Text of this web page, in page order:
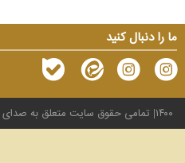
ما را دنبال کنید
۱۴۰۰ تمامی حقوق سایت متعلق به